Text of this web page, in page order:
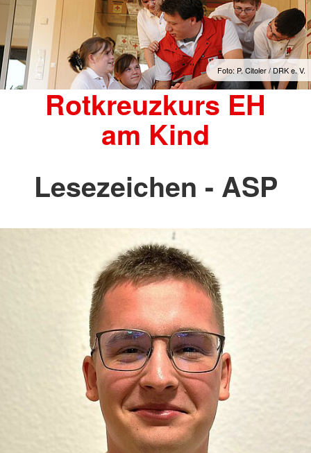
Foto: P. Citoler / DRK e. V.
Rotkreuzkurs EH
am Kind
Lesezeichen - ASP